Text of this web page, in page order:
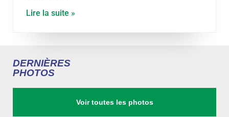
Lire la suite »
DERNIÈRES
PHOTOS
Voir toutes les photos